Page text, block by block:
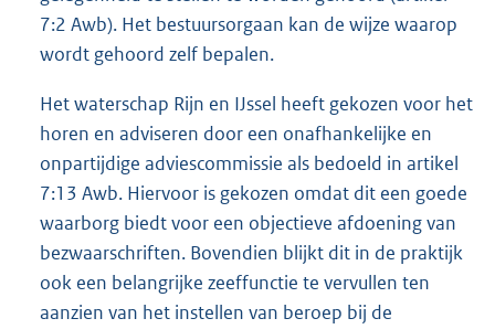
7:2 Awb). Het bestuursorgaan kan de wijze waarop
wordt gehoord zelf bepalen.
Het waterschap Rijn en IJssel heeft gekozen voor het
horen en adviseren door een onafhankelijke en
onpartijdige adviescommissie als bedoeld in artikel
7:13 Awb. Hiervoor is gekozen omdat dit een goede
waarborg biedt voor een objectieve afdoening van
bezwaarschriften. Bovendien blijkt dit in de praktijk
ook een belangrijke zeeffunctie te vervullen ten
aanzien van het instellen van beroep bij de